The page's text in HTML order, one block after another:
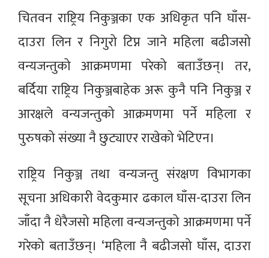
चितवन राष्ट्रिय निकुञ्जका एक अधिकृत पनि घाँस-
दाउरा लिन र निगुरो टिप्न जाने महिला बढीजसो
वन्यजन्तुको आक्रमणमा परेको बताउँछन्। तर,
बर्दिया राष्ट्रिय निकुञ्जबाहेक अरू कुनै पनि निकुञ्ज र
आरक्षले वन्यजन्तुको आक्रमणमा पर्ने महिला र
पुरुषको संख्या नै छुट्याएर राखेको भेटिएन।
राष्ट्रिय निकुञ्ज तथा वन्यजन्तु संरक्षण विभागका
सूचना अधिकारी वेदकुमार ढकाल घाँस-दाउरा लिन
जाँदा नै धेरैजसो महिला वन्यजन्तुको आक्रमणमा पर्ने
गरेको बताउँछन्। ‘महिला नै बढीजसो घाँस, दाउरा